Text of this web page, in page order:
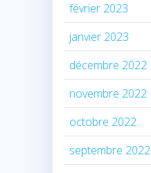
février 2023
janvier 2023
décembre 2022
novembre 2022
octobre 2022
septembre 2022